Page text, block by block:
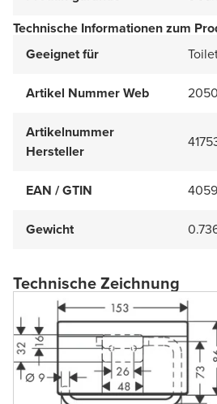
Technische Informationen zum
Geeignet für
Artikel Nummer Web
Artikelnummer
Hersteller
EAN / GTIN
Gewicht
Technische Zeichnung